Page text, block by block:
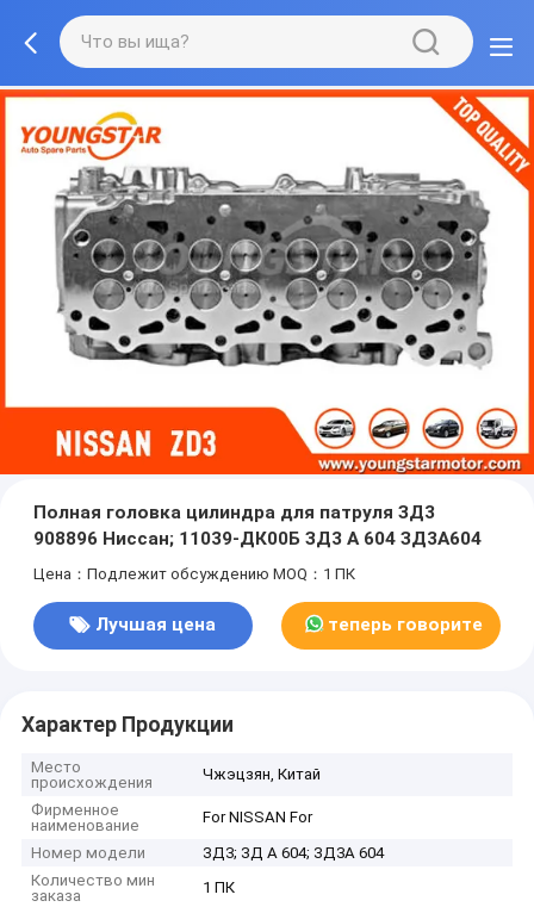
Полная головка цилиндра для патруля ЗД3
908896 Ниссан; 11039-ДК00Б ЗД3 А 604 ЗД3А604
Цена：Подлежит обсуждению MOQ：1 ПК
Лучшая цена теперь говорите
Характер Продукции
Место
происхождения
Чжэцзян, Китай
Фирменное
наименование
For NISSAN For
Номер модели
ЗД3; ЗД А 604; ЗД3А 604
Количество мин
заказа
1 ПК